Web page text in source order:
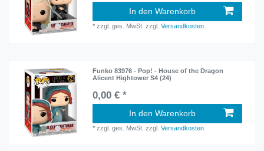
In den Warenkorb
*zzgl. ges. MwSt. zzgl.Versandkosten
Funko 83976 - Pop! - House of the Dragon
Alicent Hightower S4 (24)
0,00 € *
In den Warenkorb
*zzgl. ges. MwSt. zzgl.Versandkosten